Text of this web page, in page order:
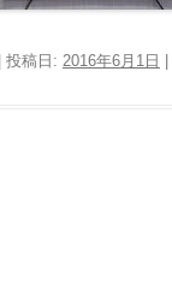
| 投稿日: 2016年6月1日